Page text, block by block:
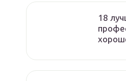
18